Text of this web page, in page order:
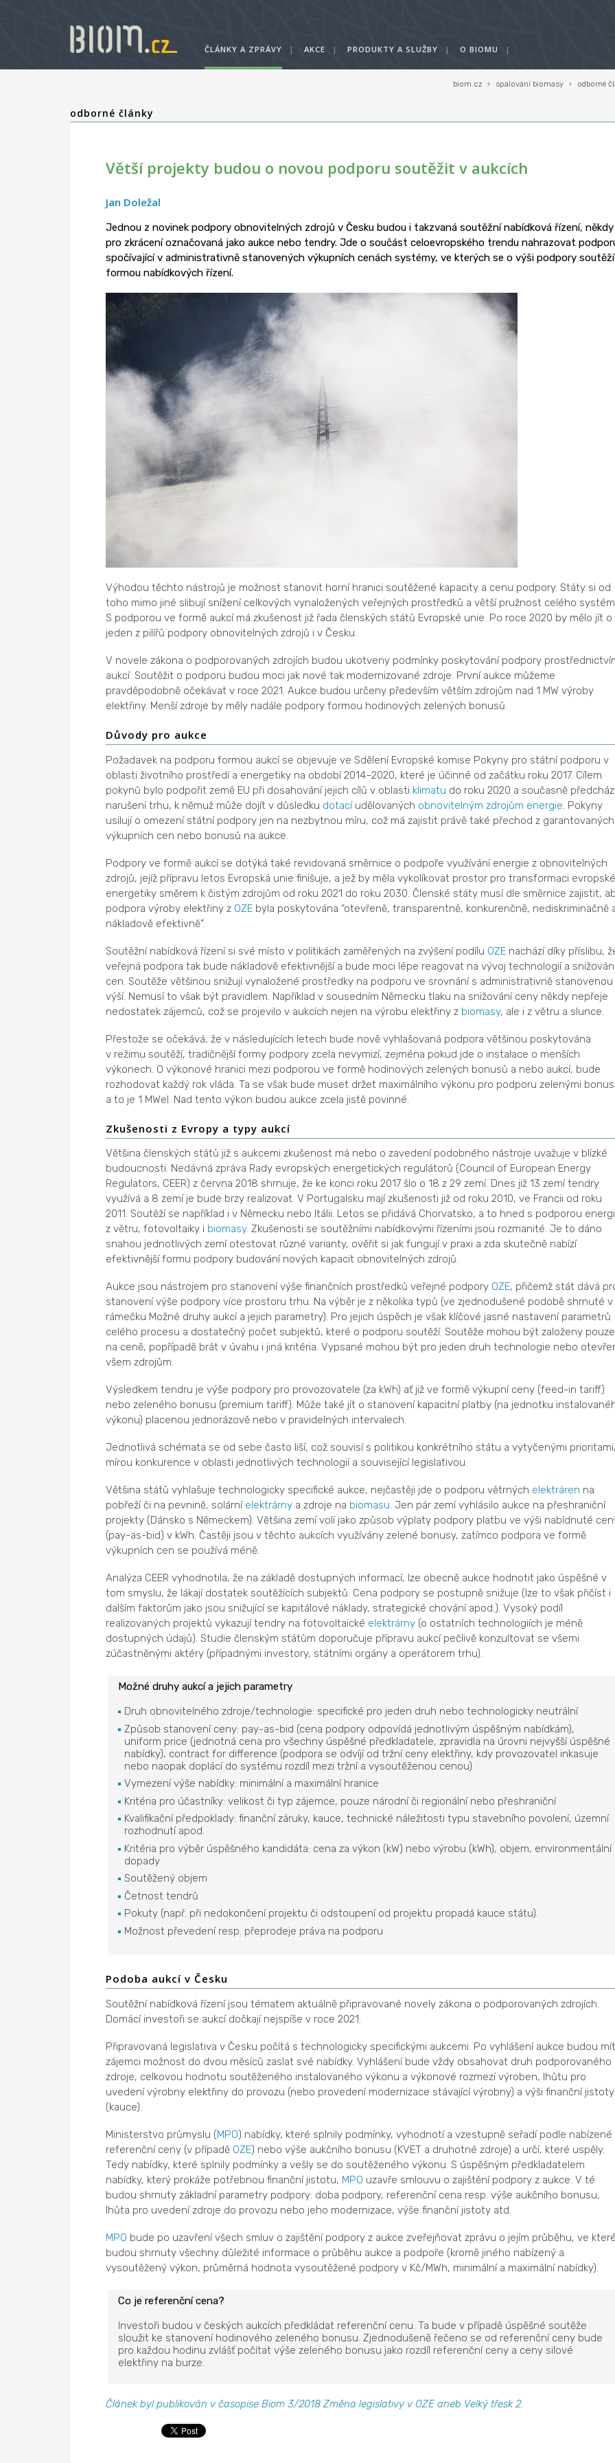
ČLÁNKY A ZPRÁVY | AKCE | PRODUKTY A SLUŽBY | O BIOMU |
biom.cz › spalování biomasy › odborné
odborné články
Větší projekty budou o novou podporu soutěžit v aukcích
Jan Doležal
Jednou z novinek podpory obnovitelných zdrojů v Česku budou i takzvaná soutěžní nabídková řízení, někdy
pro zkrácení označovaná jako aukce nebo tendry. Jde o součást celoevropského trendu nahrazovat
spočívající v administrativně stanovených výkupních cenách systémy, ve kterých se o výši podpory soutěží
formou nabídkových řízení.
Výhodou těchto nástrojů je možnost stanovit horní hranici soutěžené kapacity a cenu podpory. Státy si od
toho mimo jiné slibují snížení celkových vynaložených veřejných prostředků a větší pružnost celého
S podporou ve formě aukcí má zkušenost již řada členských států Evropské unie. Po roce 2020 by mělo jít o
jeden z pilířů podpory obnovitelných zdrojů i v Česku.
V novele zákona o podporovaných zdrojích budou ukotveny podmínky poskytování podpory
aukcí. Soutěžit o podporu budou moci jak nové tak modernizované zdroje. První aukce můžeme
pravděpodobně očekávat v roce 2021. Aukce budou určeny především větším zdrojům nad 1 MW výroby
elektřiny. Menší zdroje by měly nadále podpory formou hodinových zelených bonusů.
Důvody pro aukce
Požadavek na podporu formou aukcí se objevuje ve Sdělení Evropské komise Pokyny pro státní podporu v
oblasti životního prostředí a energetiky na období 2014–2020, které je účinné od začátku roku 2017. Cílem
pokynů bylo podpořit země EU při dosahování jejich cílů v oblasti klimatu do roku 2020 a současně
narušení trhu, k němuž může dojít v důsledku dotacíudělovaných obnovitelným zdrojům energie . Pokyny
usilují o omezení státní podpory jen na nezbytnou míru, což má zajistit právě také přechod z garantovaných
výkupních cen nebo bonusů na aukce.
Podpory ve formě aukcí se dotýká také revidovaná směrnice o podpoře využívání energie z obnovitelných
zdrojů, jejíž přípravu letos Evropská unie finišuje, a jež by měla vykolíkovat prostor pro transformaci evropské
energetiky směrem k čistým zdrojům od roku 2021 do roku 2030. Členské státy musí dle směrnice zajistit,
podpora výroby elektřiny z OZEbyla poskytována “otevřeně, transparentně, konkurenčně, nediskriminačně
nákladově efektivně”.
Soutěžní nabídková řízení si své místo v politikách zaměřených na zvýšení podílu OZEnachází díky příslibu,
veřejná podpora tak bude nákladově efektivnější a bude moci lépe reagovat na vývoj technologií a
cen. Soutěže většinou snižují vynaložené prostředky na podporu ve srovnání s administrativně stanovenou
výší. Nemusí to však být pravidlem. Například v sousedním Německu tlaku na snižování ceny někdy nepřeje
nedostatek zájemců, což se projevilo v aukcích nejen na výrobu elektřiny z biomasy, ale i z větru a slunce.
Přestože se očekává, že v následujících letech bude nově vyhlašovaná podpora většinou poskytována
v režimu soutěží, tradičnější formy podpory zcela nevymizí, zejména pokud jde o instalace o menších
výkonech. O výkonové hranici mezi podporou ve formě hodinových zelených bonusů a nebo aukcí, bude
rozhodovat každý rok vláda. Ta se však bude muset držet maximálního výkonu pro podporu zelenými
a to je 1 MWel. Nad tento výkon budou aukce zcela jistě povinné.
Zkušenosti z Evropy a typy aukcí
Většina členských států již s aukcemi zkušenost má nebo o zavedení podobného nástroje uvažuje v blízké
budoucnosti. Nedávná zpráva Rady evropských energetických regulátorů (Council of European Energy
Regulators, CEER) z června 2018 shrnuje, že ke konci roku 2017 šlo o 18 z 29 zemí. Dnes již 13 zemí tendry
využívá a 8 zemí je bude brzy realizovat. V Portugalsku mají zkušenosti již od roku 2010, ve Francii od roku
2011. Soutěží se například i v Německu nebo Itálii. Letos se přidává Chorvatsko, a to hned s podporou
z větru, fotovoltaiky i biomasy. Zkušenosti se soutěžními nabídkovými řízeními jsou rozmanité. Je to dáno
snahou jednotlivých zemí otestovat různé varianty, ověřit si jak fungují v praxi a zda skutečně nabízí
efektivnější formu podpory budování nových kapacit obnovitelných zdrojů.
Aukce jsou nástrojem pro stanovení výše finančních prostředků veřejné podpory OZE, přičemž stát dává
stanovení výše podpory více prostoru trhu. Na výběr je z několika typů (ve zjednodušené podobě shrnuté v
rámečku Možné druhy aukcí a jejich parametry). Pro jejich úspěch je však klíčové jasné nastavení parametrů
celého procesu a dostatečný počet subjektů, které o podporu soutěží. Soutěže mohou být založeny pouze
na ceně, popřípadě brát v úvahu i jiná kritéria. Vypsané mohou být pro jeden druh technologie nebo
všem zdrojům.
Výsledkem tendru je výše podpory pro provozovatele (za kWh) ať již ve formě výkupní ceny (feed-in tariff)
nebo zeleného bonusu (premium tariff). Může také jít o stanovení kapacitní platby (na jednotku
výkonu) placenou jednorázově nebo v pravidelných intervalech.
Jednotlivá schémata se od sebe často liší, což souvisí s politikou konkrétního státu a vytyčenými
mírou konkurence v oblasti jednotlivých technologií a související legislativou.
Většina států vyhlašuje technologicky specifické aukce, nejčastěji jde o podporu větrných elektráren na
pobřeží či na pevnině, solární elektrárnya zdroje na biomasu. Jen pár zemí vyhlásilo aukce na přeshraniční
projekty (Dánsko s Německem). Většina zemí volí jako způsob výplaty podpory platbu ve výši nabídnuté
(pay-as-bid) v kWh. Častěji jsou v těchto aukcích využívány zelené bonusy, zatímco podpora ve formě
výkupních cen se používá méně.
Analýza CEER vyhodnotila, že na základě dostupných informací, lze obecně aukce hodnotit jako úspěšné v
tom smyslu, že lákají dostatek soutěžících subjektů. Cena podpory se postupně snižuje (lze to však přičíst i
dalším faktorům jako jsou snižující se kapitálové náklady, strategické chování apod.). Vysoký podíl
realizovaných projektů vykazují tendry na fotovoltaické elektrárny(o ostatních technologiích je méně
dostupných údajů). Studie členským státům doporučuje přípravu aukcí pečlivě konzultovat se všemi
zúčastněnými aktéry (případnými investory, státními orgány a operátorem trhu).
Možné druhy aukcí a jejich parametry
Druh obnovitelného zdroje/technologie: specifické pro jeden druh nebo technologicky neutrální
Způsob stanovení ceny: pay-as-bid (cena podpory odpovídá jednotlivým úspěšným nabídkám),
uniform price (jednotná cena pro všechny úspěšné předkladatele, zpravidla na úrovni nejvyšší úspěšné
nabídky), contract for difference (podpora se odvíjí od tržní ceny elektřiny, kdy provozovatel inkasuje
nebo naopak doplácí do systému rozdíl mezi tržní a vysoutěženou cenou)
Vymezení výše nabídky: minimální a maximální hranice
Kritéria pro účastníky: velikost či typ zájemce, pouze národní či regionální nebo přeshraniční
Kvalifikační předpoklady: finanční záruky, kauce, technické náležitosti typu stavebního povolení, územní
rozhodnutí apod.
Kritéria pro výběr úspěšného kandidáta: cena za výkon (kW) nebo výrobu (kWh), objem, environmentální
dopady
Soutěžený objem
Četnost tendrů
Pokuty (např. při nedokončení projektu či odstoupení od projektu propadá kauce státu).
Možnost převedení resp. přeprodeje práva na podporu
Podoba aukcí v Česku
Soutěžní nabídková řízení jsou tématem aktuálně připravované novely zákona o podporovaných zdrojích.
Domácí investoři se aukcí dočkají nejspíše v roce 2021.
Připravovaná legislativa v Česku počítá s technologicky specifickými aukcemi. Po vyhlášení aukce budou mít
zájemci možnost do dvou měsíců zaslat své nabídky. Vyhlášení bude vždy obsahovat druh podporovaného
zdroje, celkovou hodnotu soutěženého instalovaného výkonu a výkonové rozmezí výroben, lhůtu pro
uvedení výrobny elektřiny do provozu (nebo provedení modernizace stávající výrobny) a výši finanční jistoty
(kauce).
Ministerstvo průmyslu (MPO) nabídky, které splnily podmínky, vyhodnotí a vzestupně seřadí podle nabízené
referenční ceny (v případě OZE) nebo výše aukčního bonusu (KVET a druhotné zdroje) a určí, které uspěly.
Tedy nabídky, které splnily podmínky a vešly se do soutěženého výkonu. S úspěšným předkladatelem
nabídky, který prokáže potřebnou finanční jistotu, MPO uzavře smlouvu o zajištění podpory z aukce. V té
budou shrnuty základní parametry podpory: doba podpory, referenční cena resp. výše aukčního bonusu,
lhůta pro uvedení zdroje do provozu nebo jeho modernizace, výše finanční jistoty atd.
MPO bude po uzavření všech smluv o zajištění podpory z aukce zveřejňovat zprávu o jejím průběhu, ve
budou shrnuty všechny důležité informace o průběhu aukce a podpoře (kromě jiného nabízený a
vysoutěžený výkon, průměrná hodnota vysoutěžené podpory v Kč/MWh, minimální a maximální nabídky).
Co je referenční cena?
Investoři budou v českých aukcích předkládat referenční cenu. Ta bude v případě úspěšné soutěže
sloužit ke stanovení hodinového zeleného bonusu. Zjednodušeně řečeno se od referenční ceny bude
pro každou hodinu zvlášť počítat výše zeleného bonusu jako rozdíl referenční ceny a ceny silové
elektřiny na burze.
Článek byl publikován v časopise Biom 3/2018 Změna legislativy v OZE aneb Velký třesk 2.